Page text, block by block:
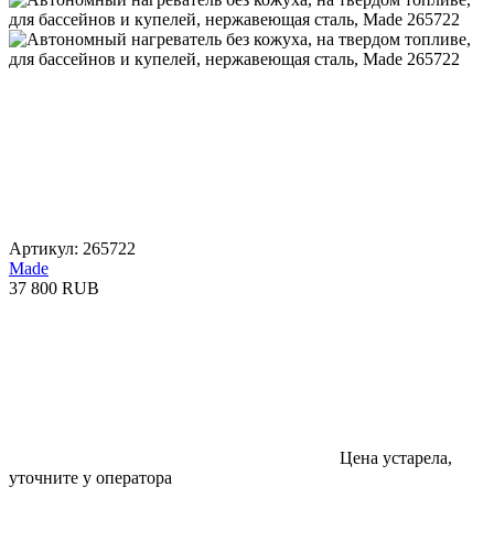
Артикул: 265722
Made
37 800 RUB
Цена устарела,
уточните у оператора